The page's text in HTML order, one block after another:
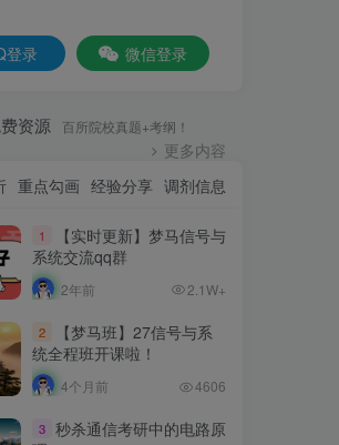
登录 微信登录
资源 百所院校真题+考纲！
更多内容
重点勾画 经验分享 调剂信息
1
【实时更新】梦马信号与
系统交流qq群
2年前 2.1W+
2
【梦马班】27信号与系
统全程班开课啦！
4个月前 4606
3 秒杀通信考研中的电路原